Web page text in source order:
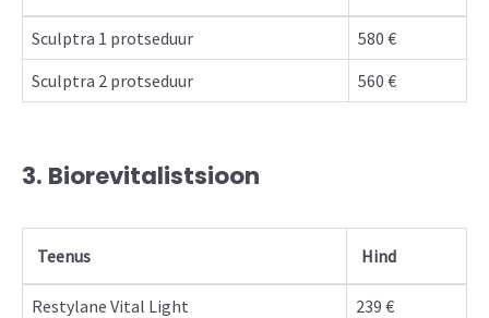
Sculptra 1 protseduur
580 €
Sculptra 2 protseduur
560 €
3. Biorevitalistsioon
Teenus Hind
Restylane Vital Light
239 €